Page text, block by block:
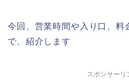
今回、営業時間や入り口、料
で、紹介します
スポンサーリ